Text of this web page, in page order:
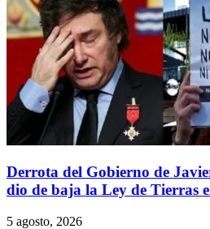
Derrota del Gobierno de
dio de baja la Ley de Tierras
5 agosto, 2026